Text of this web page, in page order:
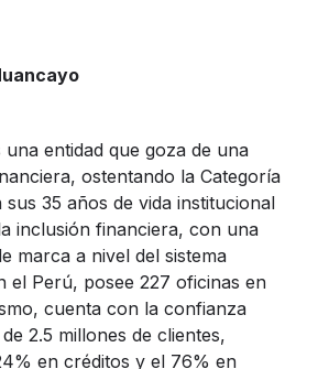
entidad que goza de una
ostentando la Categoría
sus 35 años de vida institucional
inclusión financiera, con una
marca a nivel del sistema
el Perú, posee 227 oficinas en
cuenta con la confianza
2.5 millones de clientes,
en créditos y el 76% en